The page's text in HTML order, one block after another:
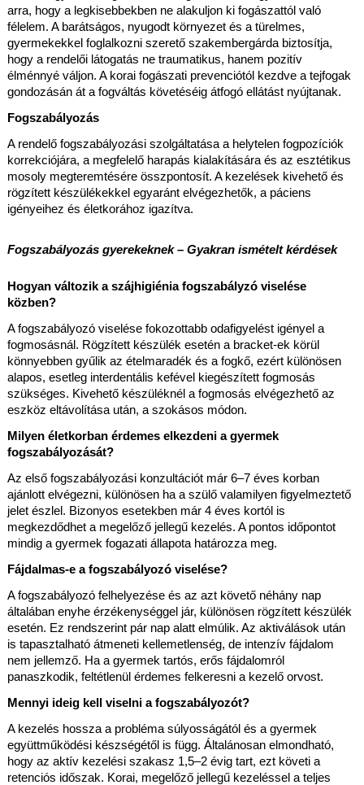
arra, hogy a legkisebbekben ne alakuljon ki fogászattól való
félelem. A barátságos, nyugodt környezet és a türelmes,
gyermekekkel foglalkozni szerető szakembergárda biztosítja,
hogy a rendelői látogatás ne traumatikus, hanem pozitív
élménnyé váljon. A korai fogászati prevenciótól kezdve a tejfogak
gondozásán át a fogváltás követéséig átfogó ellátást nyújtanak.
Fogszabályozás
A rendelő fogszabályozási szolgáltatása a helytelen fogpozíciók
korrekciójára, a megfelelő harapás kialakítására és az esztétikus
mosoly megteremtésére összpontosít. A kezelések kivehető és
rögzített készülékekkel egyaránt elvégezhetők, a páciens
igényeihez és életkorához igazítva.
Fogszabályozás gyerekeknek – Gyakran ismételt kérdések
Hogyan változik a szájhigiénia fogszabályzó viselése
közben?
A fogszabályozó viselése fokozottabb odafigyelést igényel a
fogmosásnál. Rögzített készülék esetén a bracket-ek körül
könnyebben gyűlik az ételmaradék és a fogkő, ezért különösen
alapos, esetleg interdentális kefével kiegészített fogmosás
szükséges. Kivehető készüléknél a fogmosás elvégezhető az
eszköz eltávolítása után, a szokásos módon.
Milyen életkorban érdemes elkezdeni a gyermek
fogszabályozását?
Az első fogszabályozási konzultációt már 6–7 éves korban
ajánlott elvégezni, különösen ha a szülő valamilyen figyelmeztető
jelet észlel. Bizonyos esetekben már 4 éves kortól is
megkezdődhet a megelőző jellegű kezelés. A pontos időpontot
mindig a gyermek fogazati állapota határozza meg.
Fájdalmas-e a fogszabályozó viselése?
A fogszabályozó felhelyezése és az azt követő néhány nap
általában enyhe érzékenységgel jár, különösen rögzített készülék
esetén. Ez rendszerint pár nap alatt elmúlik. Az aktiválások után
is tapasztalható átmeneti kellemetlenség, de intenzív fájdalom
nem jellemző. Ha a gyermek tartós, erős fájdalomról
panaszkodik, feltétlenül érdemes felkeresni a kezelő orvost.
Mennyi ideig kell viselni a fogszabályozót?
A kezelés hossza a probléma súlyosságától és a gyermek
együttműködési készségétől is függ. Általánosan elmondható,
hogy az aktív kezelési szakasz 1,5–2 évig tart, ezt követi a
retenciós időszak. Korai, megelőző jellegű kezeléssel a teljes